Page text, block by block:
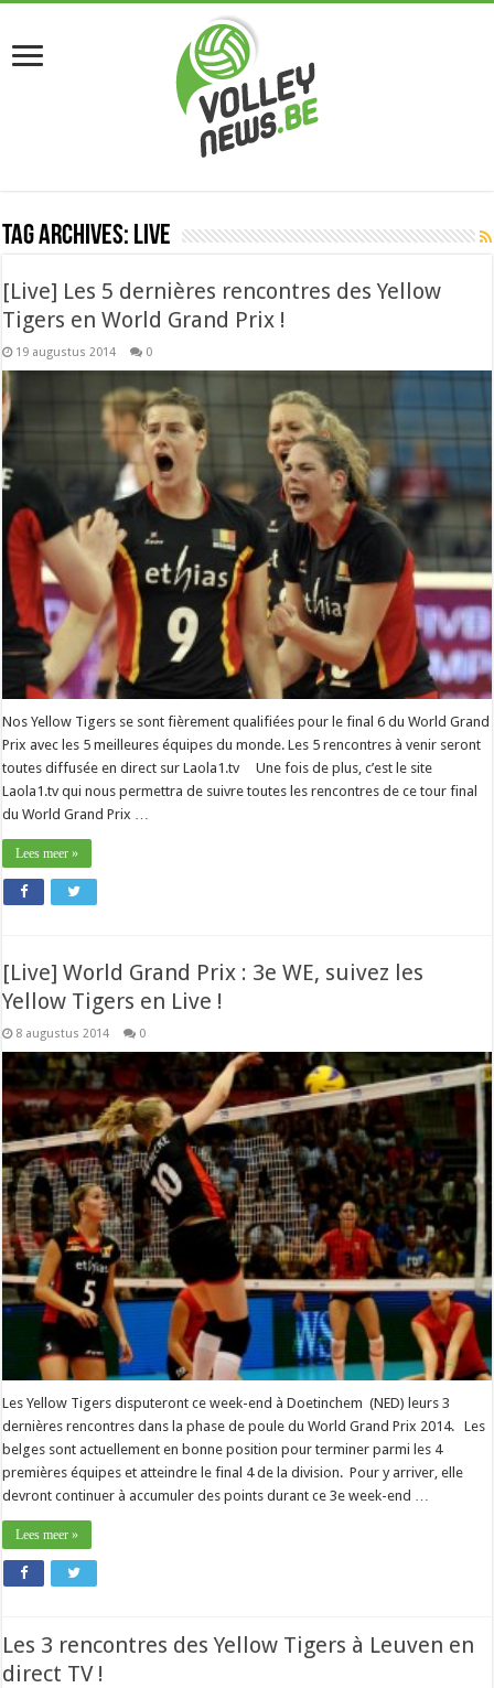
Tag Archives: live
[Live] Les 5 dernières rencontres des Yellow
Tigers en World Grand Prix !
19 augustus 2014 0
Nos Yellow Tigers se sont fièrement qualifiées pour le final 6 du World Grand
Prix avec les 5 meilleures équipes du monde. Les 5 rencontres à venir seront
toutes diffusée en direct sur Laola1.tv Une fois de plus, c’est le site
Laola1.tv qui nous permettra de suivre toutes les rencontres de ce tour final
du World Grand Prix …
Lees meer »
[Live] World Grand Prix : 3e WE, suivez les
Yellow Tigers en Live !
8 augustus 2014 0
Les Yellow Tigers disputeront ce week-end à Doetinchem (NED) leurs 3
dernières rencontres dans la phase de poule du World Grand Prix 2014. Les
belges sont actuellement en bonne position pour terminer parmi les 4
premières équipes et atteindre le final 4 de la division. Pour y arriver, elle
devront continuer à accumuler des points durant ce 3e week-end …
Lees meer »
Les 3 rencontres des Yellow Tigers à Leuven en
direct TV !